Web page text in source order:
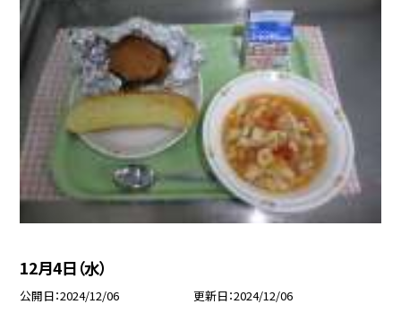
12月4日（水）
公開日 2024/12/06 更新日 2024/12/06